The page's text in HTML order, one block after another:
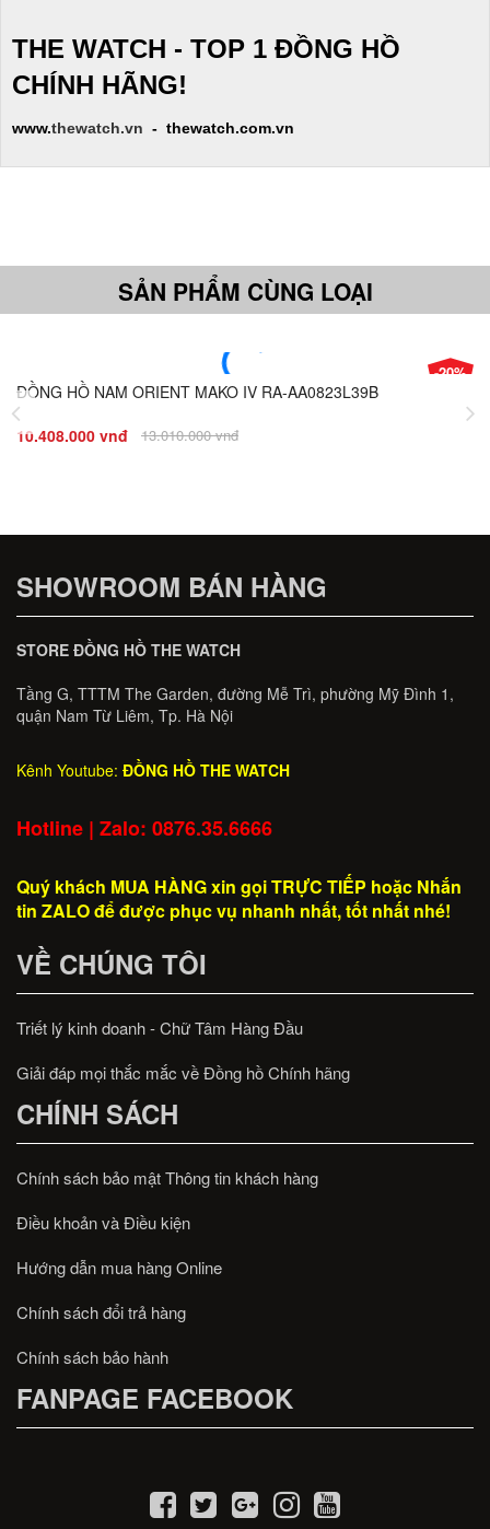
THE WATCH - TOP 1 ĐỒNG HỒ
CHÍNH HÃNG!
www.thewatch.vn - thewatch.com.vn
SẢN PHẨM CÙNG LOẠI
-20%
ĐỒNG HỒ NAM ORIENT MAKO IV RA-AA0823L39B
10.408.000 vnđ
13.010.000 vnđ
SHOWROOM BÁN HÀNG
STORE ĐỒNG HỒ THE WATCH
Tầng G, TTTM The Garden, đường Mễ Trì, phường Mỹ Đình 1,
quận Nam Từ Liêm, Tp. Hà Nội
Kênh Youtube: ĐỒNG HỒ THE WATCH
Hotline | Zalo: 0876.35.6666
Quý khách MUA HÀNG xin gọi TRỰC TIẾP hoặc Nhắn
tin ZALO để được phục vụ nhanh nhất, tốt nhất nhé!
VỀ CHÚNG TÔI
Triết lý kinh doanh - Chữ Tâm Hàng Đầu
Giải đáp mọi thắc mắc về Đồng hồ Chính hãng
CHÍNH SÁCH
Chính sách bảo mật Thông tin khách hàng
Điều khoản và Điều kiện
Hướng dẫn mua hàng Online
Chính sách đổi trả hàng
Chính sách bảo hành
FANPAGE FACEBOOK